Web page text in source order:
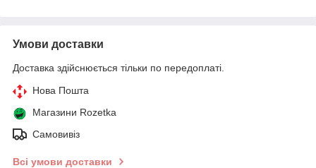
Умови доставки
Доставка здійснюється тільки по передоплаті.
Нова Пошта
Магазини Rozetka
Самовивіз
Всі умови доставки